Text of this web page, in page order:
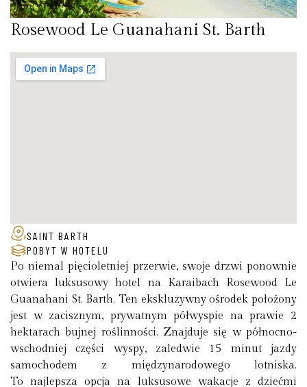
Rosewood Le Guanahani St. Barth
SAINT BARTH
POBYT W HOTELU
Po niemal pięcioletniej przerwie, swoje drzwi ponownie
otwiera luksusowy hotel na Karaibach Rosewood Le
Guanahani St. Barth. Ten ekskluzywny ośrodek położony
jest w zacisznym, prywatnym półwyspie na prawie 2
hektarach bujnej roślinności. Znajduje się w północno-
wschodniej części wyspy, zaledwie 15 minut jazdy
samochodem z międzynarodowego lotniska.
To najlepsza opcja na luksusowe wakacje z dziećmi